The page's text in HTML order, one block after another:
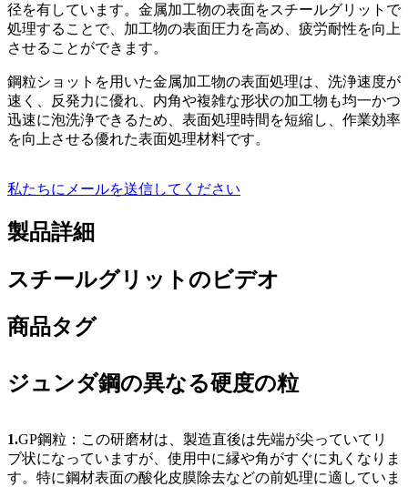
径を有しています。金属加工物の表面をスチールグリットで
処理することで、加工物の表面圧力を高め、疲労耐性を向上
させることができます。
鋼粒ショットを用いた金属加工物の表面処理は、洗浄速度が
速く、反発力に優れ、内角や複雑な形状の加工物も均一かつ
迅速に泡洗浄できるため、表面処理時間を短縮し、作業効率
を向上させる優れた表面処理材料です。
私たちにメールを送信してください
製品詳細
スチールグリットのビデオ
商品タグ
ジュンダ鋼の異なる硬度の粒
1.GP鋼粒：この研磨材は、製造直後は先端が尖っていてリ
ブ状になっていますが、使用中に縁や角がすぐに丸くなりま
す。特に鋼材表面の酸化皮膜除去などの前処理に適していま